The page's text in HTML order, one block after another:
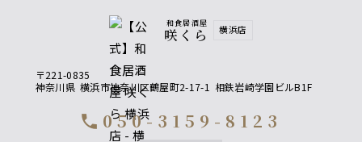
和食居酒屋
咲くら 横浜店
〒221-0835
神奈川県 横浜市神奈川区鶴屋町2-17-1 相鉄岩崎学園ビルB1F
call 050-3159-8123